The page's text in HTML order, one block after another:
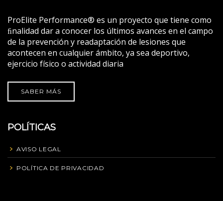
ProElite Performance® es un proyecto que tiene como
ﬁnalidad dar a conocer los últimos avances en el campo
de la prevención y readaptación de lesiones que
acontecen en cualquier ámbito, ya sea deportivo,
ejercicio físico o actividad diaria
SABER MÁS
POLÍTICAS
AVISO LEGAL
POLÍTICA DE PRIVACIDAD